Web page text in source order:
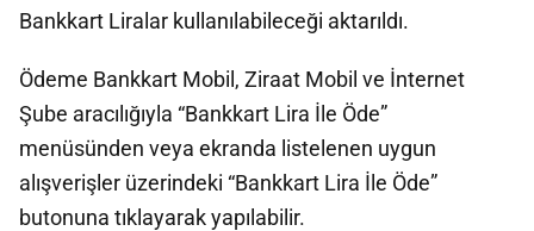
Bankkart Liralar kullanılabileceği aktarıldı.
Ödeme Bankkart Mobil, Ziraat Mobil ve İnternet
Şube aracılığıyla “Bankkart Lira İle Öde”
menüsünden veya ekranda listelenen uygun
alışverişler üzerindeki “Bankkart Lira İle Öde”
butonuna tıklayarak yapılabilir.